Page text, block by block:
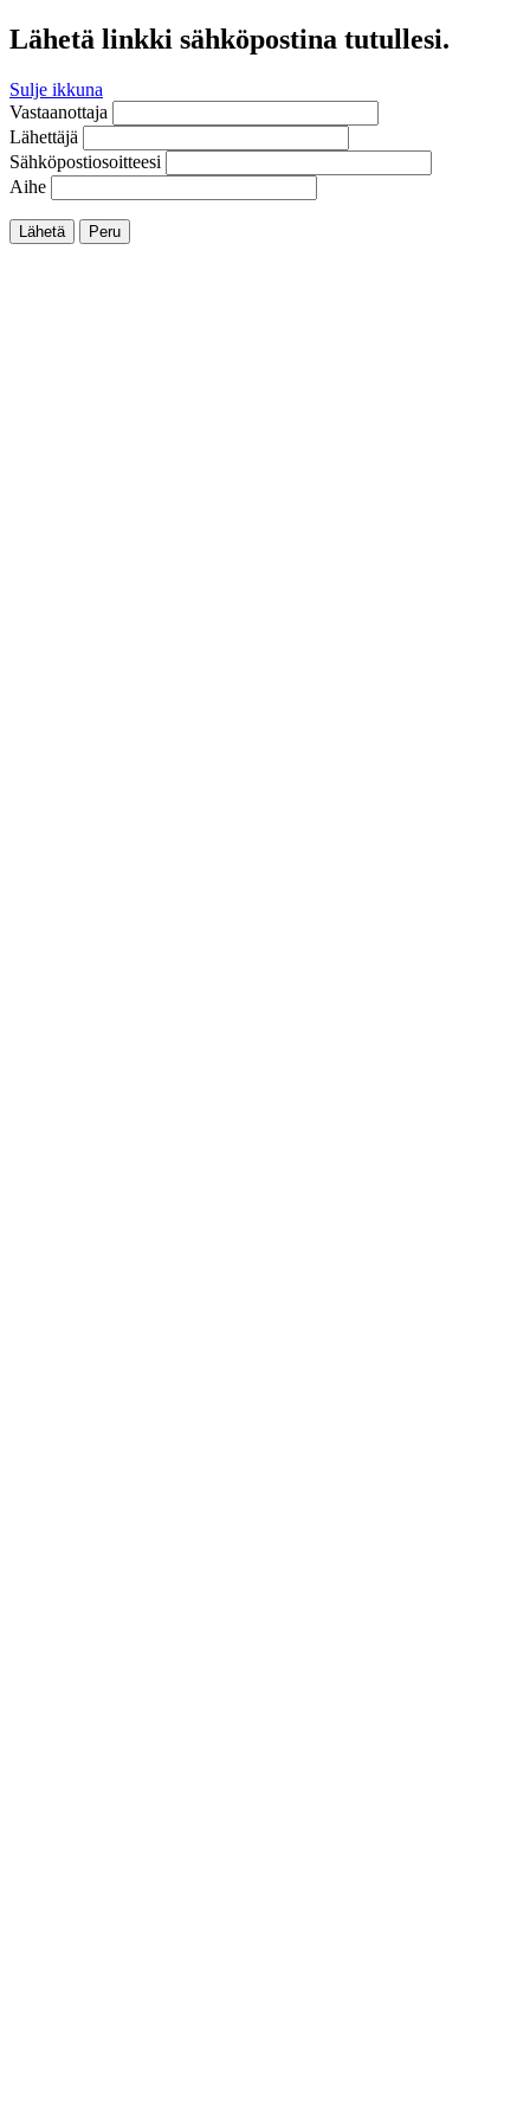
Lähetä linkki sähköpostina tutullesi.
Sulje ikkuna
Vastaanottaja
Lähettäjä
Sähköpostiosoitteesi
Aihe
Lähetä Peru